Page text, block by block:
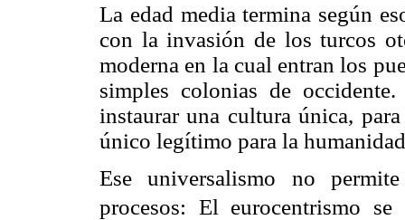
La edad media termina según
con la invasión de los turcos
moderna en la cual entran los
simples colonias de
instaurar una cultura única,
único legítimo para la
Ese universalismo no
procesos: El eurocentrismo